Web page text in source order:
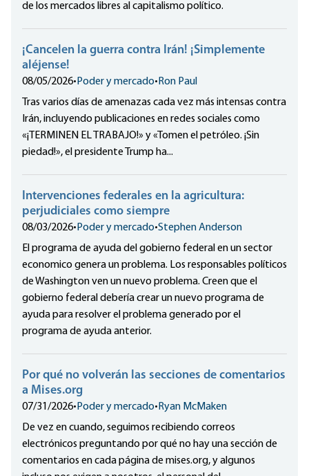
de los mercados libres al capitalismo político.
¡Cancelen la guerra contra Irán! ¡Simplemente
aléjense!
08/05/2026• Poder y mercado• Ron Paul
Tras varios días de amenazas cada vez más intensas contra
Irán, incluyendo publicaciones en redes sociales como
«¡TERMINEN EL TRABAJO!» y «Tomen el petróleo. ¡Sin
piedad!», el presidente Trump ha...
Intervenciones federales en la agricultura:
perjudiciales como siempre
08/03/2026• Poder y mercado•Stephen Anderson
El programa de ayuda del gobierno federal en un sector
economico genera un problema. Los responsables políticos
de Washington ven un nuevo problema. Creen que el
gobierno federal debería crear un nuevo programa de
ayuda para resolver el problema generado por el
programa de ayuda anterior.
Por qué no volverán las secciones de comentarios
a Mises.org
07/31/2026• Poder y mercado• Ryan McMaken
De vez en cuando, seguimos recibiendo correos
electrónicos preguntando por qué no hay una sección de
comentarios en cada página de mises.org, y algunos